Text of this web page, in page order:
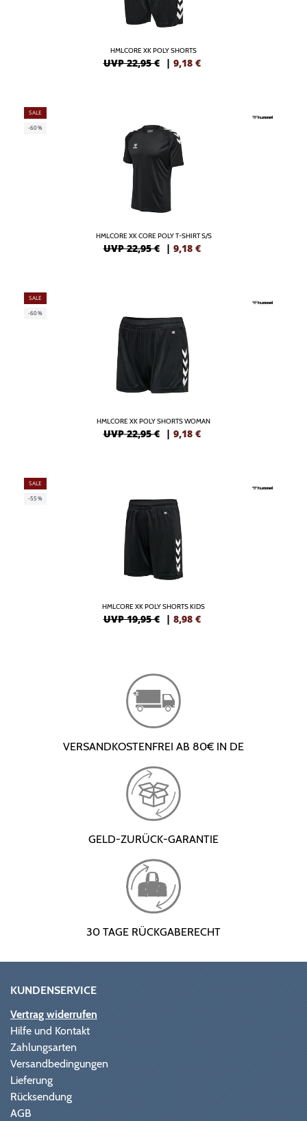
HMLCORE XK POLY SHORTS
UVP 22,95 € | 9,18 €
SALE
-60%
HMLCORE XK CORE POLY T-SHIRT S/S
UVP 22,95 € | 9,18 €
SALE
-60%
HMLCORE XK POLY SHORTS WOMAN
UVP 22,95 € | 9,18 €
SALE
-55%
HMLCORE XK POLY SHORTS KIDS
UVP 19,95 € | 8,98 €
VERSANDKOSTENFREI AB 80€ IN DE
GELD-ZURÜCK-GARANTIE
30 TAGE RÜCKGABERECHT
KUNDENSERVICE
Vertrag widerrufen
Hilfe und Kontakt
Zahlungsarten
Versandbedingungen
Lieferung
Rücksendung
AGB